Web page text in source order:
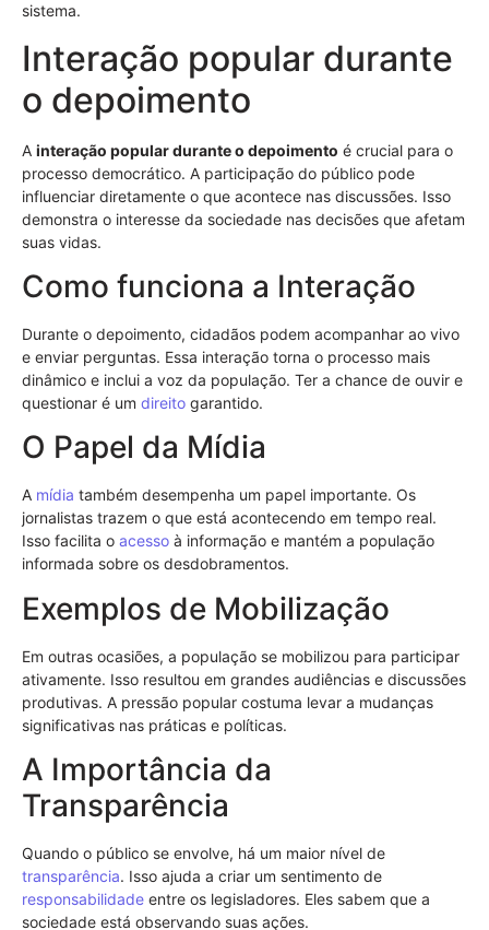
sistema.
Interação popular durante
o depoimento
A interação popular durante o depoimento é crucial para o
processo democrático. A participação do público pode
influenciar diretamente o que acontece nas discussões. Isso
demonstra o interesse da sociedade nas decisões que afetam
suas vidas.
Como funciona a Interação
Durante o depoimento, cidadãos podem acompanhar ao vivo
e enviar perguntas. Essa interação torna o processo mais
dinâmico e inclui a voz da população. Ter a chance de ouvir e
questionar é um direito garantido.
O Papel da Mídia
A mídia também desempenha um papel importante. Os
jornalistas trazem o que está acontecendo em tempo real.
Isso facilita o acesso à informação e mantém a população
informada sobre os desdobramentos.
Exemplos de Mobilização
Em outras ocasiões, a população se mobilizou para participar
ativamente. Isso resultou em grandes audiências e discussões
produtivas. A pressão popular costuma levar a mudanças
significativas nas práticas e políticas.
A Importância da
Transparência
Quando o público se envolve, há um maior nível de
transparência. Isso ajuda a criar um sentimento de
responsabilidade entre os legisladores. Eles sabem que a
sociedade está observando suas ações.